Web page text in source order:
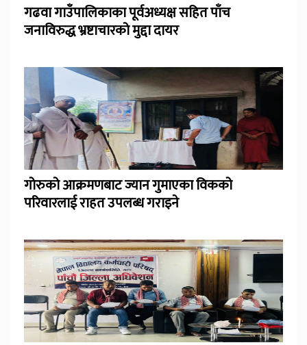
गढवा गाउँपालिकाका पूर्वअध्यक्ष सहित पाँच
जनाविरुद्ध भ्रष्टाचारको मुद्दा दायर
गोरुको आक्रमणबाट ज्यान गुमाएका विकको
परिवारलाई राहत उपलब्ध गराइने